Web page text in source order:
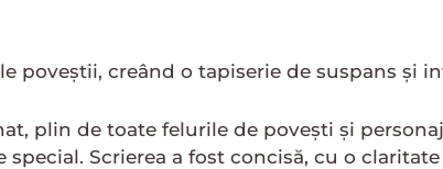
creând o tapiserie de suspans și
plin de toate felurile de povești și
Scrierea a fost concisă, cu o